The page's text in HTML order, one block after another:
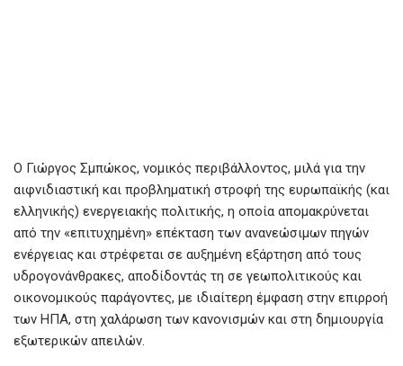
Ο Γιώργος Σμπώκος, νομικός περιβάλλοντος, μιλά για την
αιφνιδιαστική και προβληματική στροφή της ευρωπαϊκής (και
ελληνικής) ενεργειακής πολιτικής, η οποία απομακρύνεται
από την «επιτυχημένη» επέκταση των ανανεώσιμων πηγών
ενέργειας και στρέφεται σε αυξημένη εξάρτηση από τους
υδρογονάνθρακες, αποδίδοντάς τη σε γεωπολιτικούς και
οικονομικούς παράγοντες, με ιδιαίτερη έμφαση στην επιρροή
των ΗΠΑ, στη χαλάρωση των κανονισμών και στη δημιουργία
εξωτερικών απειλών.